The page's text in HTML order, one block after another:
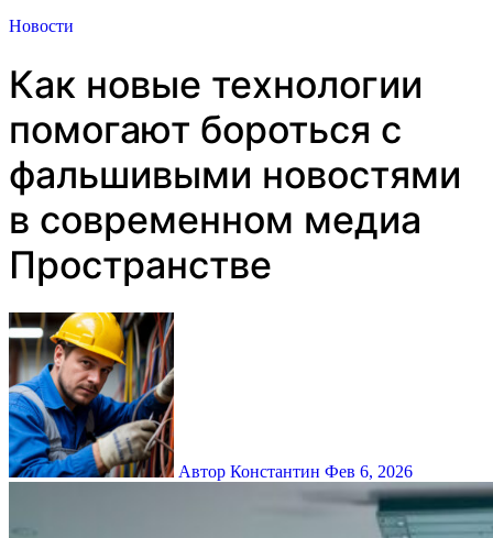
Новости
Как новые технологии
помогают бороться с
фальшивыми новостями
в современном медиа
Пространстве
Автор Константин Фев 6, 2026